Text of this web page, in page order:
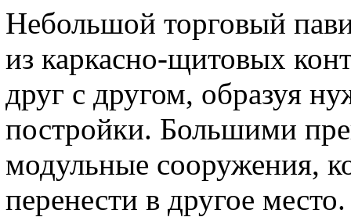
Небольшой торговый
из каркасно-щитовых
друг с другом, образуя
постройки. Большими
модульные сооружения,
перенести в другое место.